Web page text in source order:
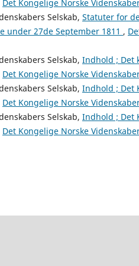
Det Kongelige Norske
Selskab, Statuter for
27de September 1811 ,
Selskab, Indhold ; Det
Det Kongelige Norske
Selskab, Indhold ; Det
Det Kongelige Norske
Selskab, Indhold ; Det
Det Kongelige Norske